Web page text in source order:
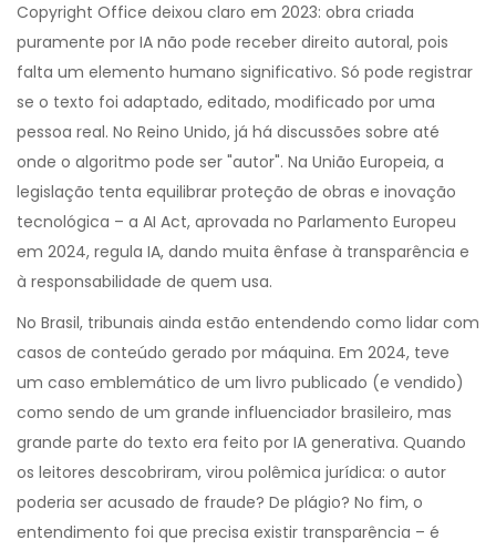
Copyright Office deixou claro em 2023: obra criada
puramente por IA não pode receber direito autoral, pois
falta um elemento humano significativo. Só pode registrar
se o texto foi adaptado, editado, modificado por uma
pessoa real. No Reino Unido, já há discussões sobre até
onde o algoritmo pode ser "autor". Na União Europeia, a
legislação tenta equilibrar proteção de obras e inovação
tecnológica – a AI Act, aprovada no Parlamento Europeu
em 2024, regula IA, dando muita ênfase à transparência e
à responsabilidade de quem usa.
No Brasil, tribunais ainda estão entendendo como lidar com
casos de conteúdo gerado por máquina. Em 2024, teve
um caso emblemático de um livro publicado (e vendido)
como sendo de um grande influenciador brasileiro, mas
grande parte do texto era feito por IA generativa. Quando
os leitores descobriram, virou polêmica jurídica: o autor
poderia ser acusado de fraude? De plágio? No fim, o
entendimento foi que precisa existir transparência – é